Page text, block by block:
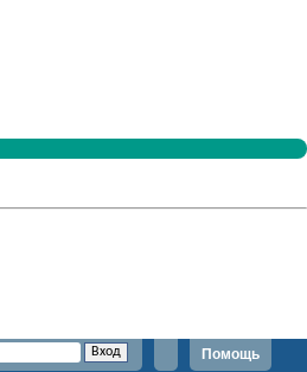
Помощь